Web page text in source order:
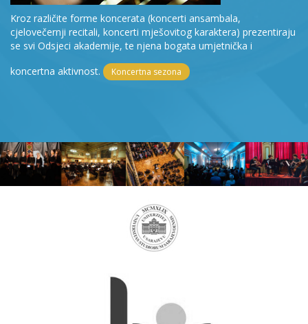
Kroz različite forme koncerata (koncerti ansambala,
cjelovečernji recitali, koncerti mješovitog karaktera) prezentiraju
se svi Odsjeci akademije, te njena bogata umjetnička i
koncertna aktivnost.
Koncertna sezona